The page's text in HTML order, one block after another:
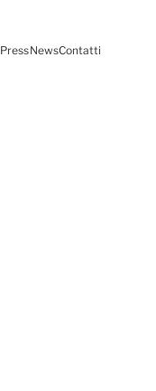
PressNewsContatti